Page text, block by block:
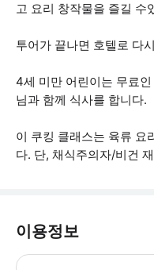
고 요리 창작물을 즐길 수
투어가 끝나면 호텔로 다
4세 미만 어린이는 무료
님과 함께 식사를 합니다.
이 쿠킹 클래스는 육류 요
다. 단, 채식주의자/비건
이용정보